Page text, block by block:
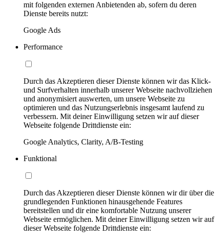
mit folgenden externen Anbietenden ab, sofern du deren
Dienste bereits nutzt:
Google Ads
Performance
Durch das Akzeptieren dieser Dienste können wir das Klick-
und Surfverhalten innerhalb unserer Webseite nachvollziehen
und anonymisiert auswerten, um unsere Webseite zu
optimieren und das Nutzungserlebnis insgesamt laufend zu
verbessern. Mit deiner Einwilligung setzen wir auf dieser
Webseite folgende Drittdienste ein:
Google Analytics, Clarity, A/B-Testing
Funktional
Durch das Akzeptieren dieser Dienste können wir dir über die
grundlegenden Funktionen hinausgehende Features
bereitstellen und dir eine komfortable Nutzung unserer
Webseite ermöglichen. Mit deiner Einwilligung setzen wir auf
dieser Webseite folgende Drittdienste ein: